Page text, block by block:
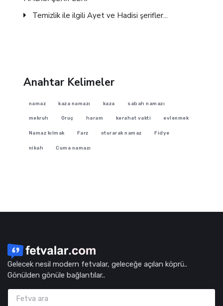
Temizlik ile ilgili Ayet ve Hadisi şerifler...
Anahtar Kelimeler
namaz kaza namazı kaza sabah namazı
mekruh Oruç haram kerahat vakti evlenmek
Namaz kılmak Farz oturarak namaz Fidye
nikah Cuma namazı
Gelecek nesil modern fetvalar, geleceğe açılan köprü..
Gönülden gönüle bağlantılar..